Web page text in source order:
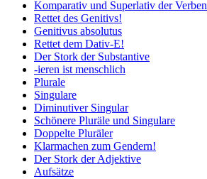
Komparativ und Superlativ der Verben
Rettet des Genitivs!
Genitivus absolutus
Rettet dem Dativ-E!
Der Stork der Substantive
-ieren ist menschlich
Plurale
Singulare
Diminutiver Singular
Schönere Pluräle und Singulare
Doppelte Pluräler
Klarmachen zum Gendern!
Der Stork der Adjektive
Aufsätze